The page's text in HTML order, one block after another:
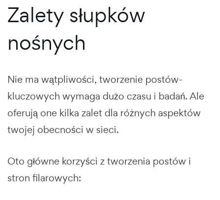
Zalety słupków
nośnych
Nie ma wątpliwości, tworzenie postów-
kluczowych wymaga dużo czasu i badań. Ale
oferują one kilka zalet dla różnych aspektów
twojej obecności w sieci.
Oto główne korzyści z tworzenia postów i
stron filarowych: